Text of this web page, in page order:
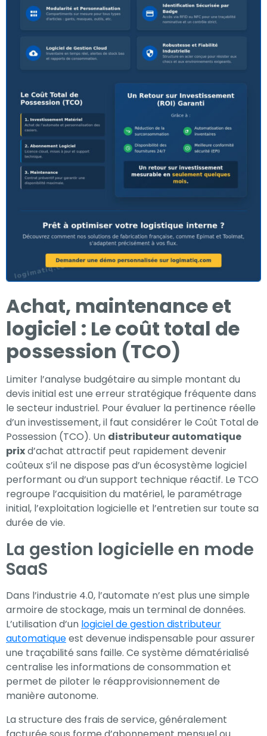
Achat, maintenance et
logiciel : Le coût total de
possession (TCO)
Limiter l’analyse budgétaire au simple montant du
devis initial est une erreur stratégique fréquente dans
le secteur industriel. Pour évaluer la pertinence réelle
d’un investissement, il faut considérer le Coût Total de
Possession (TCO). Un distributeur automatique
prixd’achat attractif peut rapidement devenir
coûteux s’il ne dispose pas d’un écosystème logiciel
performant ou d’un support technique réactif. Le TCO
regroupe l’acquisition du matériel, le paramétrage
initial, l’exploitation logicielle et l’entretien sur toute sa
durée de vie.
La gestion logicielle en mode
SaaS
Dans l’industrie 4.0, l’automate n’est plus une simple
armoire de stockage, mais un terminal de données.
L’utilisation d’un logiciel de gestion distributeur
automatiqueest devenue indispensable pour assurer
une traçabilité sans faille. Ce système dématérialisé
centralise les informations de consommation et
permet de piloter le réapprovisionnement de
manière autonome.
La structure des frais de service, généralement